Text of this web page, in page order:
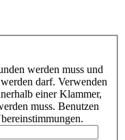
werden muss und
darf. Verwenden
einer Klammer,
muss. Benutzen